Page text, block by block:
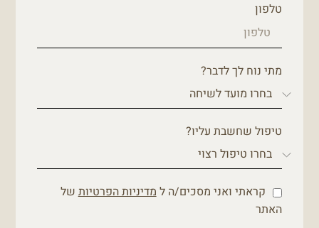
טלפון
מתי נוח לך לדבר?
טיפול שחשבת עליו?
קראתי ואני מסכים/ה למדיניות הפרטיותשל
האתר